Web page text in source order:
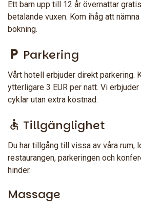
Ett barn upp till 12 år övernattar
betalande vuxen. Kom ihåg att
bokning.
Parkering
Vårt hotell erbjuder direkt parkering.
ytterligare 3 EUR per natt. Vi
cyklar utan extra kostnad.
Tillgänglighet
Du har tillgång till vissa av våra rum,
restaurangen, parkeringen och
hinder.
Massage